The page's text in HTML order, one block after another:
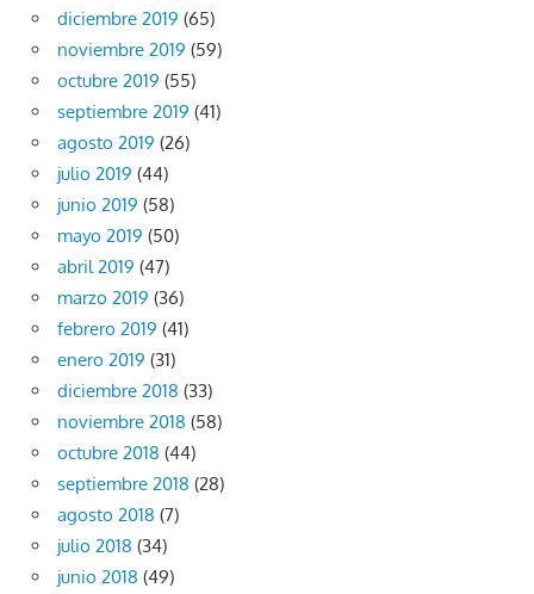
diciembre 2019 (65)
noviembre 2019 (59)
octubre 2019 (55)
septiembre 2019 (41)
agosto 2019 (26)
julio 2019 (44)
junio 2019 (58)
mayo 2019 (50)
abril 2019 (47)
marzo 2019 (36)
febrero 2019 (41)
enero 2019 (31)
diciembre 2018 (33)
noviembre 2018 (58)
octubre 2018 (44)
septiembre 2018 (28)
agosto 2018 (7)
julio 2018 (34)
junio 2018 (49)